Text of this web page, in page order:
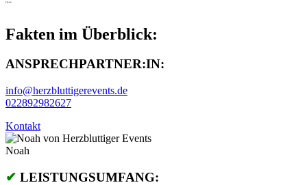
Fakten
Fakten im Überblick:
ANSPRECHPARTNER:IN:
info@herzbluttigerevents.de
022892982627
Kontakt
Noah
✔ LEISTUNGSUMFANG: